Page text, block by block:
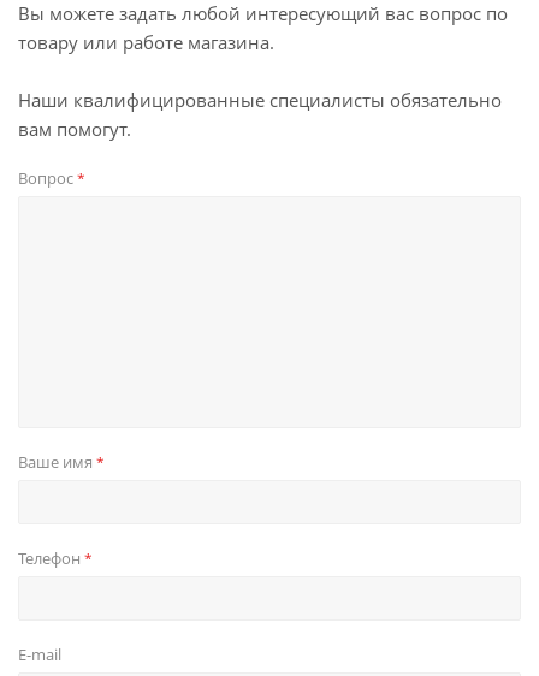
Вы можете задать любой интересующий вас вопрос по
товару или работе магазина.
Наши квалифицированные специалисты обязательно
вам помогут.
Вопрос*
Ваше имя *
Телефон *
E-mail